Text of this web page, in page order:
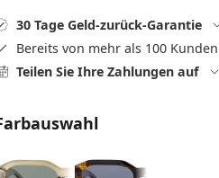
30 Tage Geld-zurück-Garantie
Bereits von mehr als 100
Teilen Sie Ihre Zahlungen auf